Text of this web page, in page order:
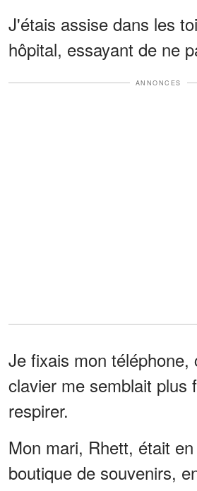
J'étais assise dans les
hôpital, essayant de ne
ANNONCES
Je fixais mon téléphone,
clavier me semblait plus
respirer.
Mon mari, Rhett, était
boutique de souvenirs,